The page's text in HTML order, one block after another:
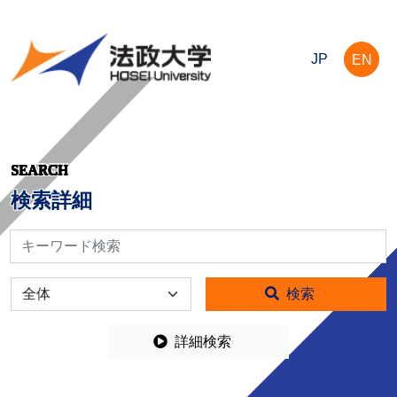
JP EN
SEARCH
検索詳細
検索
全体 検索
詳細検索